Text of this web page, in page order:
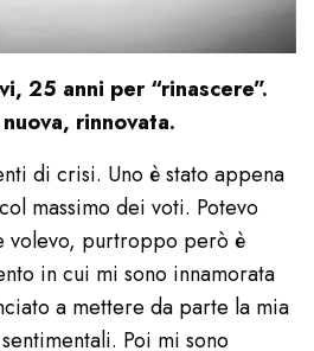
25 anni per “rinascere”.
rinnovata.
di crisi. Uno è stato appena
massimo dei voti. Potevo
volevo, purtroppo però è
in cui mi sono innamorata
a mettere da parte la mia
Poi mi sono